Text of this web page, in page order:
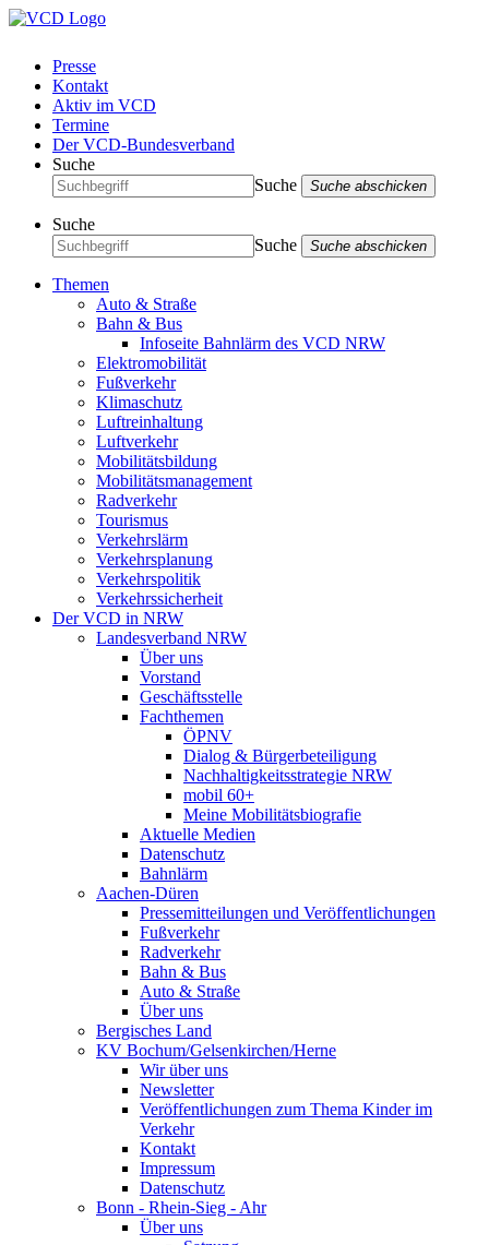
Presse
Kontakt
Aktiv im VCD
Termine
Der VCD-Bundesverband
Suche
Suche
Suche abschicken
Suche
Suche
Suche abschicken
Themen
Auto & Straße
Bahn & Bus
Infoseite Bahnlärm des VCD NRW
Elektromobilität
Fußverkehr
Klimaschutz
Luftreinhaltung
Luftverkehr
Mobilitätsbildung
Mobilitätsmanagement
Radverkehr
Tourismus
Verkehrslärm
Verkehrsplanung
Verkehrspolitik
Verkehrssicherheit
Der VCD in NRW
Landesverband NRW
Über uns
Vorstand
Geschäftsstelle
Fachthemen
ÖPNV
Dialog & Bürgerbeteiligung
Nachhaltigkeitsstrategie NRW
mobil 60+
Meine Mobilitätsbiografie
Aktuelle Medien
Datenschutz
Bahnlärm
Aachen-Düren
Pressemitteilungen und Veröffentlichungen
Fußverkehr
Radverkehr
Bahn & Bus
Auto & Straße
Über uns
Bergisches Land
KV Bochum/Gelsenkirchen/Herne
Wir über uns
Newsletter
Veröffentlichungen zum Thema Kinder im
Verkehr
Kontakt
Impressum
Datenschutz
Bonn - Rhein-Sieg - Ahr
Über uns